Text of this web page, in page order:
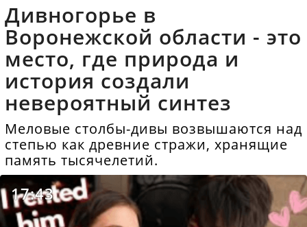
Дивногорье в
Воронежской области - это
место, где природа и
история создали
невероятный синтез
Меловые столбы-дивы возвышаются над
степью как древние стражи, хранящие
память тысячелетий.
17:43